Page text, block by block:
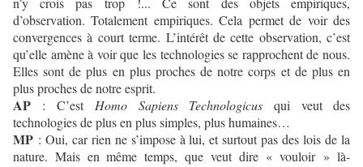
d’observation. Totalement empiriques. Cela permet de voir des
convergences à court terme. L’intérêt de cette observation, c’est
qu’elle amène à voir que les technologies se rapprochent de nous.
Elles sont de plus en plus proches de notre corps et de plus en
plus proches de notre esprit.
AP : C’est Homo Sapiens Technologicusqui veut des
technologies de plus en plus simples, plus humaines…
MP : Oui, car rien ne s’impose à lui, et surtout pas des lois de la
nature. Mais en même temps, que veut dire « vouloir » là-